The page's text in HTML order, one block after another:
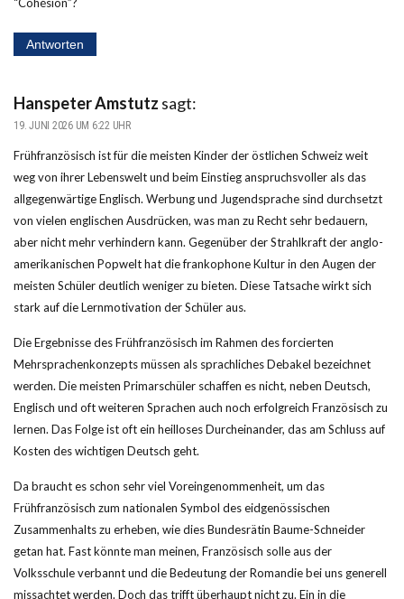
“Cohésion”?
Antworten
Hanspeter Amstutz sagt:
19. JUNI 2026 UM 6:22 UHR
Frühfranzösisch ist für die meisten Kinder der östlichen Schweiz weit
weg von ihrer Lebenswelt und beim Einstieg anspruchsvoller als das
allgegenwärtige Englisch. Werbung und Jugendsprache sind durchsetzt
von vielen englischen Ausdrücken, was man zu Recht sehr bedauern,
aber nicht mehr verhindern kann. Gegenüber der Strahlkraft der anglo-
amerikanischen Popwelt hat die frankophone Kultur in den Augen der
meisten Schüler deutlich weniger zu bieten. Diese Tatsache wirkt sich
stark auf die Lernmotivation der Schüler aus.
Die Ergebnisse des Frühfranzösisch im Rahmen des forcierten
Mehrsprachenkonzepts müssen als sprachliches Debakel bezeichnet
werden. Die meisten Primarschüler schaffen es nicht, neben Deutsch,
Englisch und oft weiteren Sprachen auch noch erfolgreich Französisch zu
lernen. Das Folge ist oft ein heilloses Durcheinander, das am Schluss auf
Kosten des wichtigen Deutsch geht.
Da braucht es schon sehr viel Voreingenommenheit, um das
Frühfranzösisch zum nationalen Symbol des eidgenössischen
Zusammenhalts zu erheben, wie dies Bundesrätin Baume-Schneider
getan hat. Fast könnte man meinen, Französisch solle aus der
Volksschule verbannt und die Bedeutung der Romandie bei uns generell
missachtet werden. Doch das trifft überhaupt nicht zu. Ein in die